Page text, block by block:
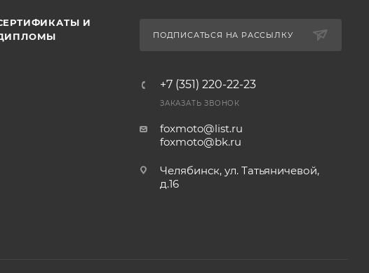
И
ПОДПИСАТЬСЯ НА РАССЫЛКУ
+7 (351) 220-22-23
ЗАКАЗАТЬ ЗВОНОК
foxmoto@list.ru
foxmoto@bk.ru
Челябинск, ул. Татьяничевой,
д.16